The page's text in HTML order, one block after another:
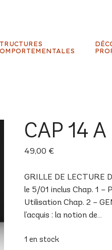
CAP 14 A
49,00 €
GRILLE DE LECTURE
le 5/01 inclus Chap. 1
Utilisation Chap. 2 –
l’acquis : la notion de…
1 en stock